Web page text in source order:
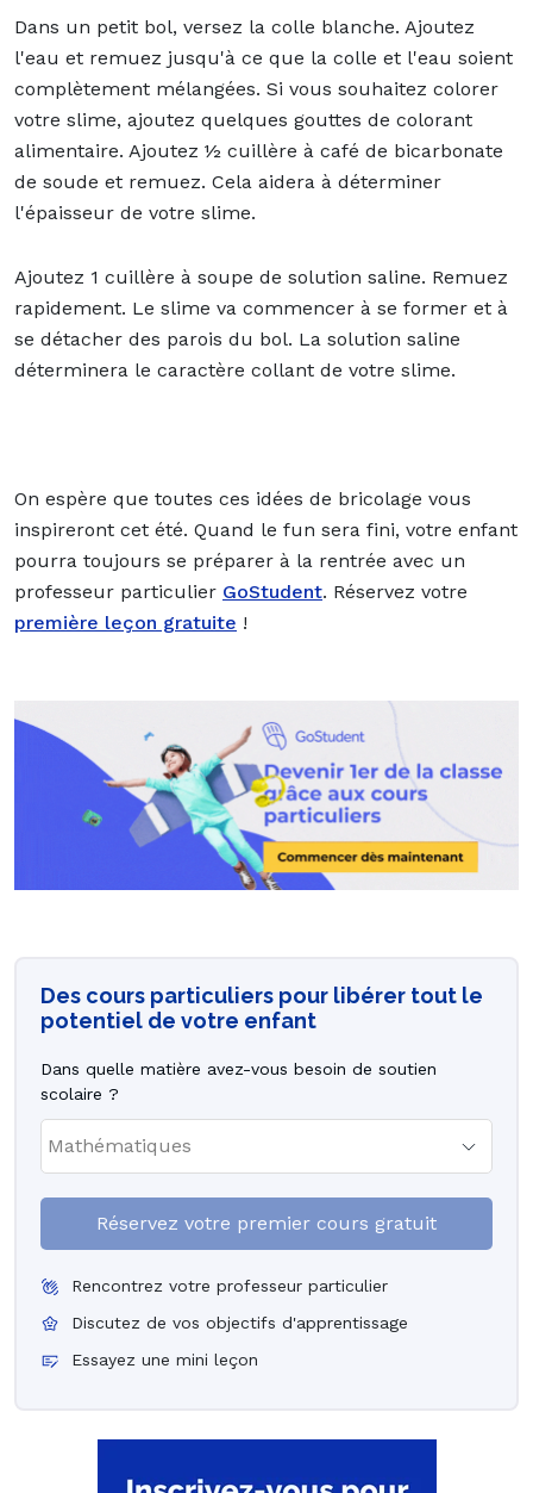
Dans un petit bol, versez la colle blanche. Ajoutez
l'eau et remuez jusqu'à ce que la colle et l'eau soient
complètement mélangées. Si vous souhaitez colorer
votre slime, ajoutez quelques gouttes de colorant
alimentaire. Ajoutez ½ cuillère à café de bicarbonate
de soude et remuez. Cela aidera à déterminer
l'épaisseur de votre slime.
Ajoutez 1 cuillère à soupe de solution saline. Remuez
rapidement. Le slime va commencer à se former et à
se détacher des parois du bol. La solution saline
déterminera le caractère collant de votre slime.
On espère que toutes ces idées de bricolage vous
inspireront cet été. Quand le fun sera fini, votre enfant
pourra toujours se préparer à la rentrée avec un
professeur particulier GoStudent. Réservez votre
première leçon gratuite !
Des cours particuliers pour libérer tout le
potentiel de votre enfant
Dans quelle matière avez-vous besoin de soutien
scolaire ?
Réservez votre premier cours gratuit
Rencontrez votre professeur particulier
Discutez de vos objectifs d'apprentissage
Essayez une mini leçon